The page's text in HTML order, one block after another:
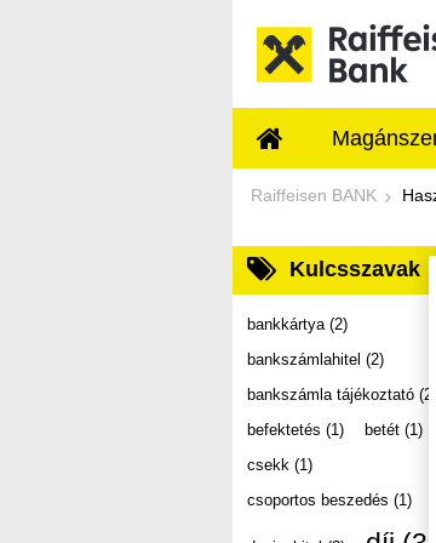
Raiffeisen BANK
Kulcsszavak
bankkártya (2)
bankszámlahitel (2)
bankszámla tájékoztató (2)
befektetés (1) betét (1)
csekk (1)
csoportos beszedés (1)